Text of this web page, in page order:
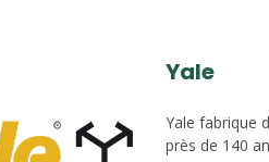
Yale
Yale fabrique
près de 140